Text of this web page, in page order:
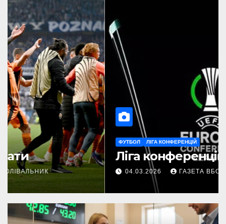
ФУТБОЛ ЛІГА КОНФЕРЕНЦІЙ
Ліга конференцій
04.03.2026 ГАЗЕТА ВБОЛІВАЛЬНИК